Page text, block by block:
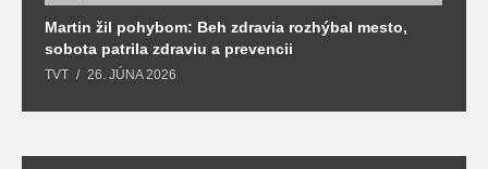
Martin žil pohybom: Beh zdravia rozhýbal mesto,
sobota patrila zdraviu a prevencii
TVT 26. JÚNA 2026